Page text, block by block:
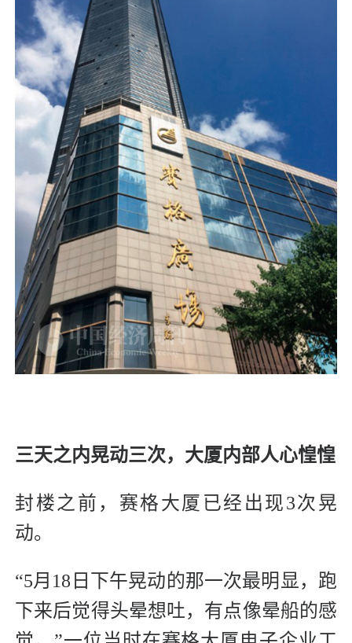
三天之内晃动三次，大厦内部人心惶惶
封楼之前，赛格大厦已经出现3次晃
动。
“5月18日下午晃动的那一次最明显，跑
下来后觉得头晕想吐，有点像晕船的感